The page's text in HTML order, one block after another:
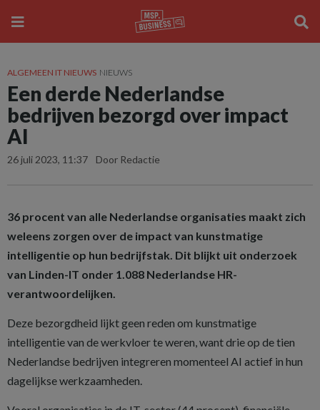
ALGEMEEN IT NIEUWS NIEUWS
Een derde Nederlandse
bedrijven bezorgd over impact
AI
26 juli 2023, 11:37 Door Redactie
36 procent van alle Nederlandse organisaties maakt zich
weleens zorgen over de impact van kunstmatige
intelligentie op hun bedrijfstak. Dit blijkt uit onderzoek
van Linden-IT onder 1.088 Nederlandse HR-
verantwoordelijken.
Deze bezorgdheid lijkt geen reden om kunstmatige
intelligentie van de werkvloer te weren, want drie op de tien
Nederlandse bedrijven integreren momenteel AI actief in hun
dagelijkse werkzaamheden.